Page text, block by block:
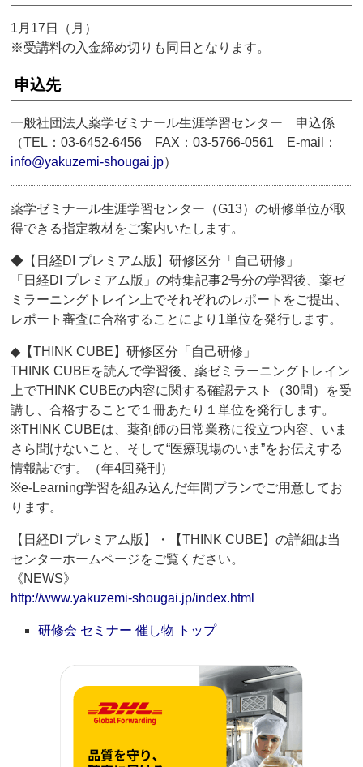
1月17日（月）
※受講料の入金締め切りも同日となります。
申込先
一般社団法人薬学ゼミナール生涯学習センター 申込係
（TEL：03-6452-6456 FAX：03-5766-0561 E-mail：
info@yakuzemi-shougai.jp）
薬学ゼミナール生涯学習センター（G13）の研修単位が取
得できる指定教材をご案内いたします。
◆【日経DI プレミアム版】研修区分「自己研修」
「日経DI プレミアム版」の特集記事2号分の学習後、薬ゼ
ミラーニングトレイン上でそれぞれのレポートをご提出、
レポート審査に合格することにより1単位を発行します。
◆【THINK CUBE】研修区分「自己研修」
THINK CUBEを読んで学習後、薬ゼミラーニングトレイン
上でTHINK CUBEの内容に関する確認テスト（30問）を受
講し、合格することで１冊あたり１単位を発行します。
※THINK CUBEは、薬剤師の日常業務に役立つ内容、いま
さら聞けないこと、そして“医療現場のいま”をお伝えする
情報誌です。（年4回発刊）
※e-Learning学習を組み込んだ年間プランでご用意してお
ります。
【日経DI プレミアム版】・【THINK CUBE】の詳細は当
センターホームページをご覧ください。
《NEWS》
http://www.yakuzemi-shougai.jp/index.html
研修会 セミナー 催し物 トップ